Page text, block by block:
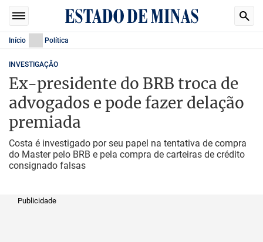
Início Política
INVESTIGAÇÃO
Ex-presidente do BRB troca de
advogados e pode fazer delação
premiada
Costa é investigado por seu papel na tentativa de compra
do Master pelo BRB e pela compra de carteiras de crédito
consignado falsas
Publicidade